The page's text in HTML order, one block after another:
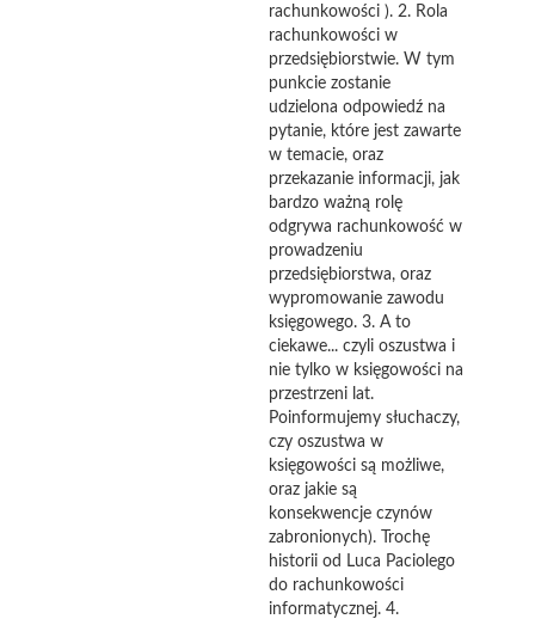
rachunkowości ). 2. Rola
rachunkowości w
przedsiębiorstwie. W tym
punkcie zostanie
udzielona odpowiedź na
pytanie, które jest zawarte
w temacie, oraz
przekazanie informacji, jak
bardzo ważną rolę
odgrywa rachunkowość w
prowadzeniu
przedsiębiorstwa, oraz
wypromowanie zawodu
księgowego. 3. A to
ciekawe... czyli oszustwa i
nie tylko w księgowości na
przestrzeni lat.
Poinformujemy słuchaczy,
czy oszustwa w
księgowości są możliwe,
oraz jakie są
konsekwencje czynów
zabronionych). Trochę
historii od Luca Paciolego
do rachunkowości
informatycznej. 4.